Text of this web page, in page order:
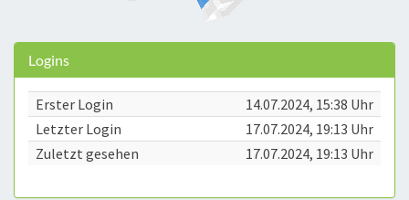
Logins
Erster Login
14.07.2024, 15:38 Uhr
Letzter Login
17.07.2024, 19:13 Uhr
Zuletzt gesehen
17.07.2024, 19:13 Uhr